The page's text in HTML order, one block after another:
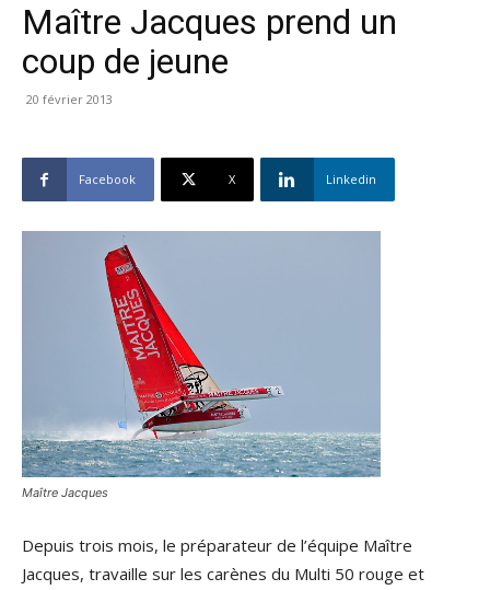
Maître Jacques prend un
coup de jeune
20 février 2013
Facebook X Linkedin
Maître Jacques
Depuis trois mois, le préparateur de l’équipe Maître
Jacques, travaille sur les carènes du Multi 50 rouge et